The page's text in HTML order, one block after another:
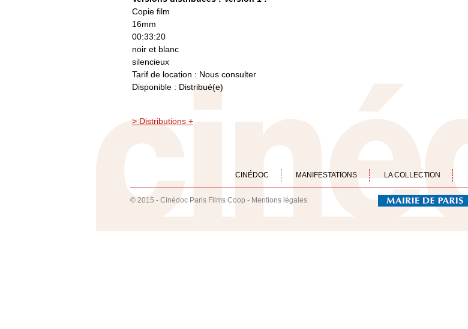
Copie film
16mm
00:33:20
noir et blanc
silencieux
Tarif de location : Nous consulter
Disponible : Distribué(e)
> Distributions +
CINÉDOC MANIFESTATIONS LA COLLECTION
© 2015 - Cinédoc Paris Films Coop - Mentions légales